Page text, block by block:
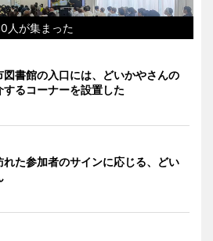
人が集まった
図書館の入口には、どいかやさんの
するコーナーを設置した
れた参加者のサインに応じる、どい